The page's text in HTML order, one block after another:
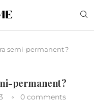
semi-permanent ?
permanent ?
0 comments